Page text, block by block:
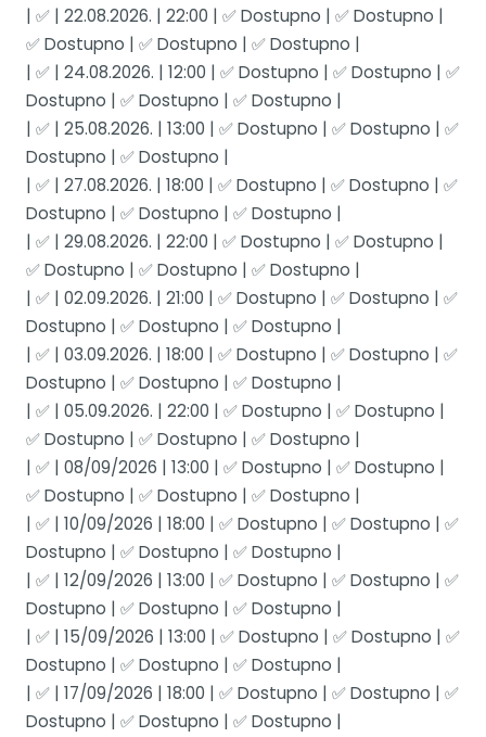
| ✅ | 22.08.2026. | 22:00 | ✅ Dostupno | ✅ Dostupno |
✅ Dostupno | ✅ Dostupno | ✅ Dostupno |
| ✅ | 24.08.2026. | 12:00 | ✅ Dostupno | ✅ Dostupno | ✅
Dostupno | ✅ Dostupno | ✅ Dostupno |
| ✅ | 25.08.2026. | 13:00 | ✅ Dostupno | ✅ Dostupno | ✅
Dostupno | ✅ Dostupno |
| ✅ | 27.08.2026. | 18:00 | ✅ Dostupno | ✅ Dostupno | ✅
Dostupno | ✅ Dostupno | ✅ Dostupno |
| ✅ | 29.08.2026. | 22:00 | ✅ Dostupno | ✅ Dostupno |
✅ Dostupno | ✅ Dostupno | ✅ Dostupno |
| ✅ | 02.09.2026. | 21:00 | ✅ Dostupno | ✅ Dostupno | ✅
Dostupno | ✅ Dostupno | ✅ Dostupno |
| ✅ | 03.09.2026. | 18:00 | ✅ Dostupno | ✅ Dostupno | ✅
Dostupno | ✅ Dostupno | ✅ Dostupno |
| ✅ | 05.09.2026. | 22:00 | ✅ Dostupno | ✅ Dostupno |
✅ Dostupno | ✅ Dostupno | ✅ Dostupno |
| ✅ | 08/09/2026 | 13:00 | ✅ Dostupno | ✅ Dostupno |
✅ Dostupno | ✅ Dostupno | ✅ Dostupno |
| ✅ | 10/09/2026 | 18:00 | ✅ Dostupno | ✅ Dostupno | ✅
Dostupno | ✅ Dostupno | ✅ Dostupno |
| ✅ | 12/09/2026 | 13:00 | ✅ Dostupno | ✅ Dostupno | ✅
Dostupno | ✅ Dostupno | ✅ Dostupno |
| ✅ | 15/09/2026 | 13:00 | ✅ Dostupno | ✅ Dostupno | ✅
Dostupno | ✅ Dostupno | ✅ Dostupno |
| ✅ | 17/09/2026 | 18:00 | ✅ Dostupno | ✅ Dostupno | ✅
Dostupno | ✅ Dostupno | ✅ Dostupno |